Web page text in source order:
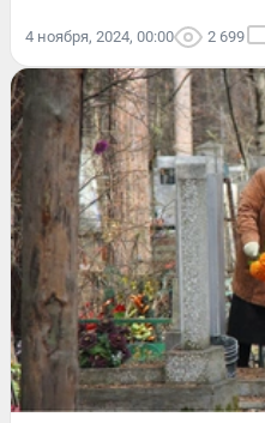
4 ноября, 2024, 00:00 2 699